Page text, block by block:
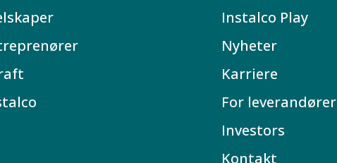
Instalco Play
Nyheter
Karriere
For leverandører
Investors
Kontakt